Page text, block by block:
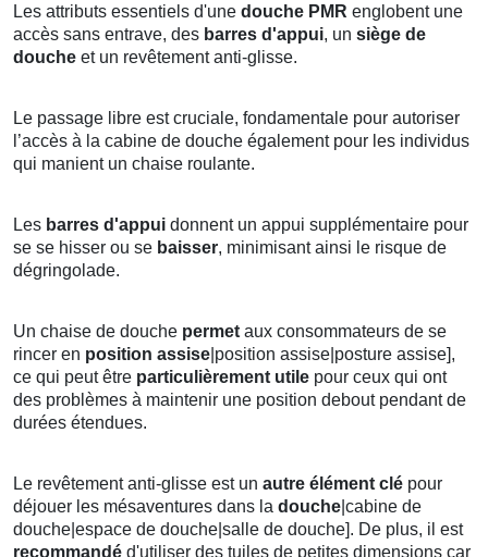
Les attributs essentiels d'une douche PMR englobent une
accès sans entrave, des barres d'appui, un siège de
douche et un revêtement anti-glisse.
Le passage libre est cruciale, fondamentale pour autoriser
l’accès à la cabine de douche également pour les individus
qui manient un chaise roulante.
Les barres d'appui donnent un appui supplémentaire pour
se se hisser ou se baisser, minimisant ainsi le risque de
dégringolade.
Un chaise de douche permet aux consommateurs de se
rincer en position assise |position assise|posture assise],
ce qui peut être particulièrement utile pour ceux qui ont
des problèmes à maintenir une position debout pendant de
durées étendues.
Le revêtement anti-glisse est un autre élément clé pour
déjouer les mésaventures dans la douche |cabine de
douche|espace de douche|salle de douche]. De plus, il est
recommandé d'utiliser des tuiles de petites dimensions car